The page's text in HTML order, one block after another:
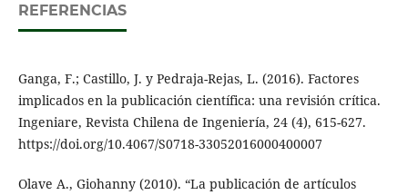
REFERENCIAS
Ganga, F.; Castillo, J. y Pedraja-Rejas, L. (2016). Factores
implicados en la publicación científica: una revisión crítica.
Ingeniare, Revista Chilena de Ingeniería, 24 (4), 615-627.
https://doi.org/10.4067/S0718-33052016000400007
Olave A., Giohanny (2010). “La publicación de artículos